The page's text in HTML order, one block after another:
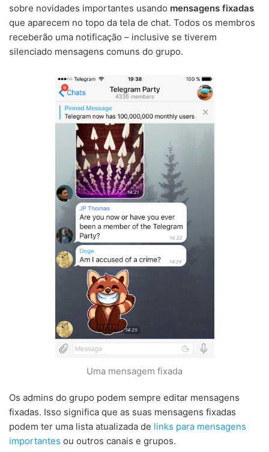
sobre novidades importantes usando mensagens fixadas
que aparecem no topo da tela de chat. Todos os membros
receberão uma notificação – inclusive se tiverem
silenciado mensagens comuns do grupo.
Uma mensagem fixada
Os admins do grupo podem sempre editar mensagens
fixadas. Isso significa que as suas mensagens fixadas
podem ter uma lista atualizada de links para mensagens
importantes ou outros canais e grupos.